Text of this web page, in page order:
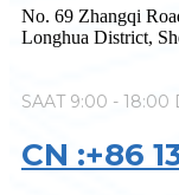
No. 69 Zhangqi
Longhua District,
SAAT 9:00 - 18:00
CN :+86